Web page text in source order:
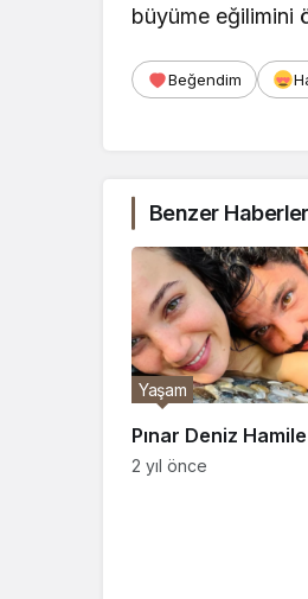
büyüme eğilimini
Beğendim
Benzer Haberler
Pınar Deniz
Yaşam
2 yıl önce